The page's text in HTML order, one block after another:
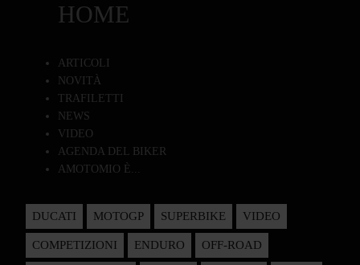
HOME
ARTICOLI
NOVITÀ
TRAFILETTI
NEWS
VIDEO
AGENDA DEL BIKER
AMOTOMIO È...
DUCATI MOTOGP SUPERBIKE VIDEO
COMPETIZIONI ENDURO OFF-ROAD